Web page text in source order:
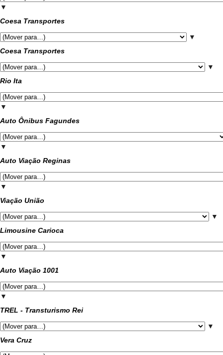
▼
Coesa Transportes
▼
Coesa Transportes
▼
Rio Ita
▼
Auto Ônibus Fagundes
▼
Auto Viação Reginas
▼
Viação União
▼
Limousine Carioca
▼
Auto Viação 1001
▼
TREL - Transturismo Rei
▼
Vera Cruz